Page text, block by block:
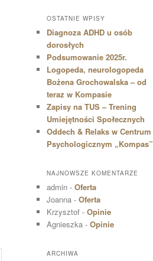
OSTATNIE WPISY
Diagnoza ADHD u osób
dorosłych
Podsumowanie 2025r.
Logopeda, neurologopeda
Bożena Grochowalska – od
teraz w Kompasie
Zapisy na TUS – Trening
Umiejętności Społecznych
Oddech & Relaks w Centrum
Psychologicznym „Kompas”
NAJNOWSZE KOMENTARZE
admin - Oferta
Joanna - Oferta
Krzysztof - Opinie
Agnieszka - Opinie
ARCHIWA